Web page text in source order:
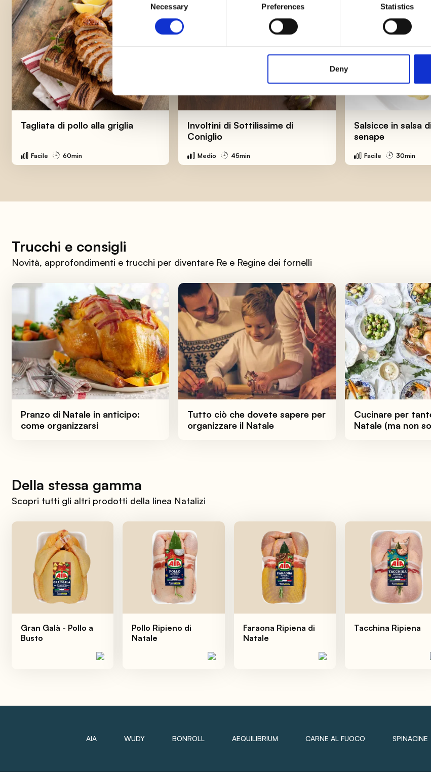
Selection
Necessary Preferences Statistics
Deny
Tagliata di pollo alla griglia
Facile 60min
Involtini di Sottilissime di
Coniglio
Medio 45min
Salsicce in salsa
senape
Facile 30min
Trucchi e consigli
Novità, approfondimenti e trucchi per diventare Re e Regine dei fornelli
Pranzo di Natale in anticipo:
come organizzarsi
Tutto ciò che dovete sapere per
organizzare il Natale
Cucinare per
Natale (ma non
Della stessa gamma
Scopri tutti gli altri prodotti della linea Natalizi
Gran Galà - Pollo a
Busto
Pollo Ripieno di
Natale
Faraona Ripiena di
Natale
Tacchina Ripiena
AIA WUDY BONROLL AEQUILIBRIUM CARNE AL FUOCO SPINACINE